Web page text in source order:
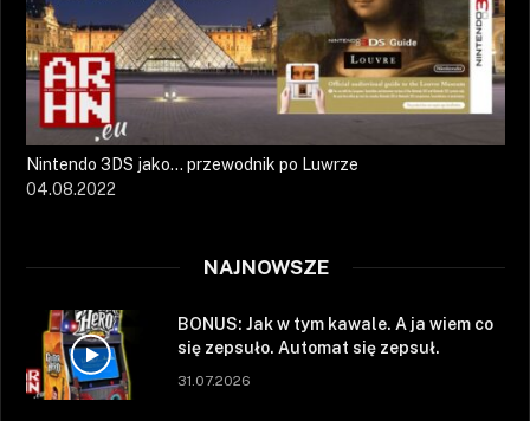
Nintendo 3DS jako… przewodnik po Luwrze
04.08.2022
NAJNOWSZE
BONUS: Jak w tym kawale. A ja wiem co
się zepsuło. Automat się zepsuł.
31.07.2026